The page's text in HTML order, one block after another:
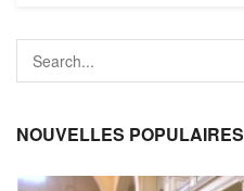
NOUVELLES POPULAIRES